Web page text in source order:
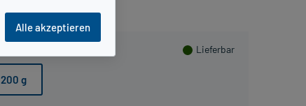
Lieferbar
200 g
Alle akzeptieren